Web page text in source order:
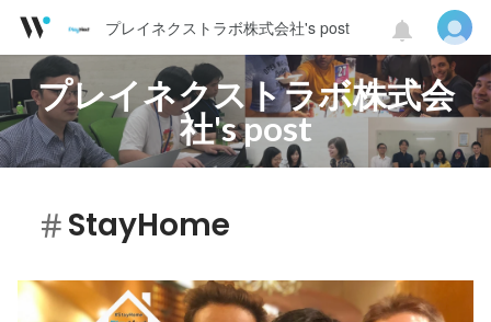
プレイネクストラボ株式会社's post
プレイネクストラボ株式会
社's post
StayHome